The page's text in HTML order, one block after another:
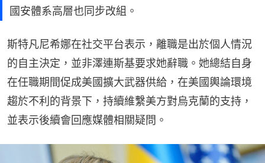
國安體系高層也同步改組。
斯特凡尼希娜在社交平台表示，離職是出於個人情況
的自主決定，並非澤連斯基要求她辭職。她總結自身
在任職期間促成美國擴大武器供給，在美國輿論環境
趨於不利的背景下，持續維繫美方對烏克蘭的支持，
並表示後續會回應媒體相關疑問。